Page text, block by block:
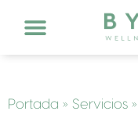
Portada » Servicios »